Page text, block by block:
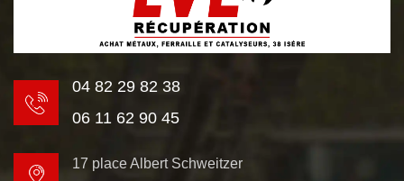
04 82 29 82 38
06 11 62 90 45
17 place Albert Schweitzer